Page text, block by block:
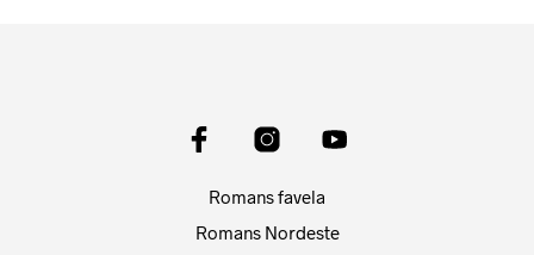
Romans favela
Romans Nordeste